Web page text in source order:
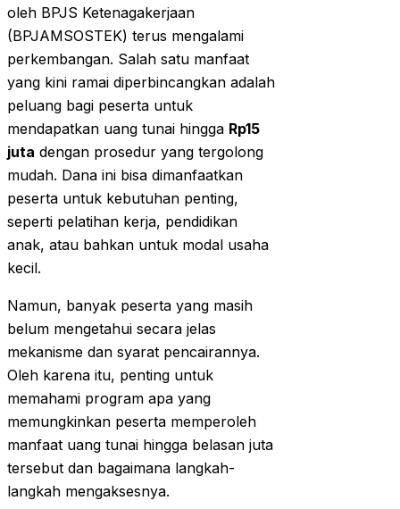
oleh BPJS Ketenagakerjaan
(BPJAMSOSTEK) terus mengalami
perkembangan. Salah satu manfaat
yang kini ramai diperbincangkan adalah
peluang bagi peserta untuk
mendapatkan uang tunai hingga Rp15
juta dengan prosedur yang tergolong
mudah. Dana ini bisa dimanfaatkan
peserta untuk kebutuhan penting,
seperti pelatihan kerja, pendidikan
anak, atau bahkan untuk modal usaha
kecil.
Namun, banyak peserta yang masih
belum mengetahui secara jelas
mekanisme dan syarat pencairannya.
Oleh karena itu, penting untuk
memahami program apa yang
memungkinkan peserta memperoleh
manfaat uang tunai hingga belasan juta
tersebut dan bagaimana langkah-
langkah mengaksesnya.